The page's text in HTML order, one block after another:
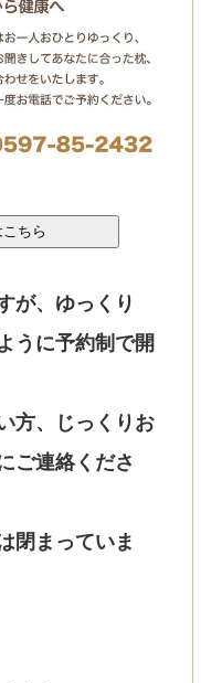
が、ゆっくり
うに予約制で開
方、じっくりお
ご連絡くださ
閉まっていま